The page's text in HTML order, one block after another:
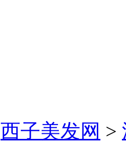
西子美发网 >